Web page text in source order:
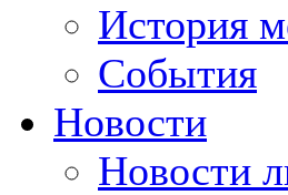
История
События
Новости
Новости